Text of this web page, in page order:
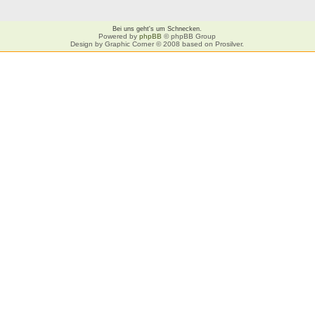
Bei uns geht's um Schnecken.
Powered byphpBB © phpBB Group
Design by Graphic Corner © 2008 based on Prosilver.